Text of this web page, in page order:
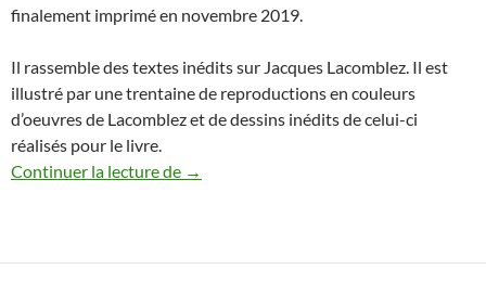
finalement imprimé en novembre 2019.
Il rassemble des textes inédits sur Jacques Lacomblez. Il est
illustré par une trentaine de reproductions en couleurs
d’oeuvres de Lacomblez et de dessins inédits de celui-ci
réalisés pour le livre.
Continuer la lecture de Illustrations de Jacques Lacomblez
→